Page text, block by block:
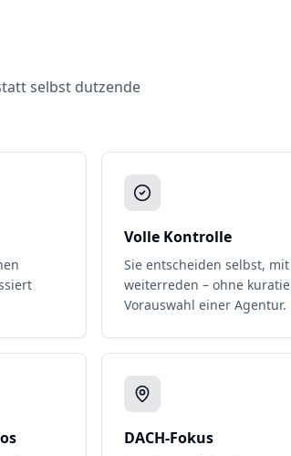
selbst dutzende
Volle Kontrolle
Sie entscheiden selbst,
weiterreden – ohne
Vorauswahl einer Agentur.
DACH-Fokus